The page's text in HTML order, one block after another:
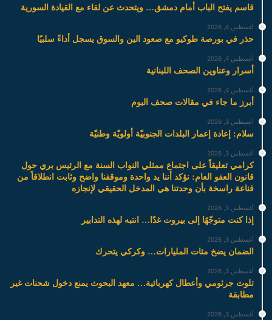
قاسم يفتح الباب أمام دمشق… ويتحدث عن لقاء مع القيادة السورية
أغسطس 4, 2026
حذر في بورصة طوكيو مع صعود الين والسوق يسجل أداءً سلبيًا
أغسطس 4, 2026
أسرار وعناوين الصحف اللبنانية
أغسطس 4, 2026
أبرز ما جاء في مقالات صحف اليوم
أغسطس 3, 2026
سلام: إعادة إعمار البلدات الجنوبيّة أولويّة وطنيّة
أغسطس 3, 2026
كرامي تعليقاً على اجتماع ممثلي النواب السنة مع الرئيس بري حول
قانون العفو العام: نؤكد أننا يد واحدة وموقفنا واضح وثابت انطلاقاً من
قناعة راسخة بأن وحدتنا هي المدخل الحقيقي لإنجازه
أغسطس 3, 2026
إذا كنت متوجّهًا إلى بيروت غدًا… انتبه لهذه التدابير
أغسطس 3, 2026
الضمان يضخ مئات المليارات… وكركي يتحرك
أغسطس 3, 2026
تلوث جرثومي وأعطال كهربائية… معهد البحوث يمنع دخول شحنات غير
مطابقة
أغسطس 3, 2026